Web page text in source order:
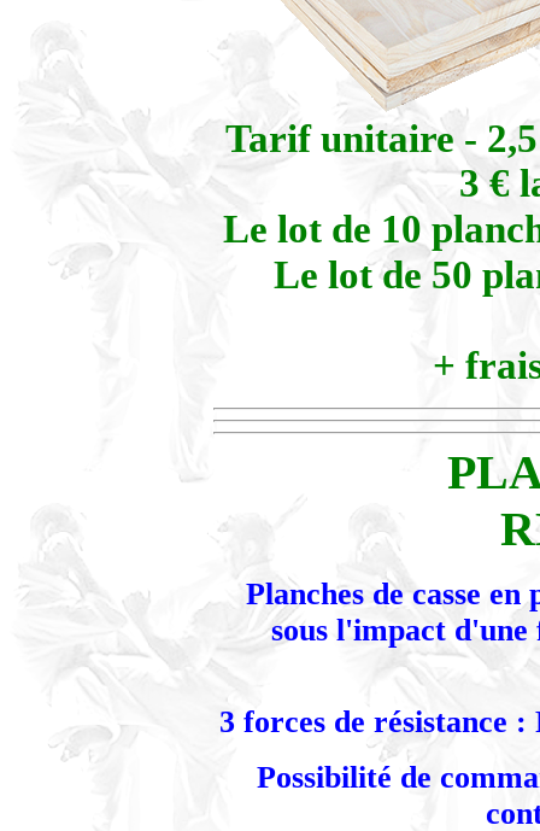
Tarif unitaire -
3 €
Le lot de 10
Le lot de 50
+
Planches de casse
sous l'impact
3 forces de résistance
Possibilité de